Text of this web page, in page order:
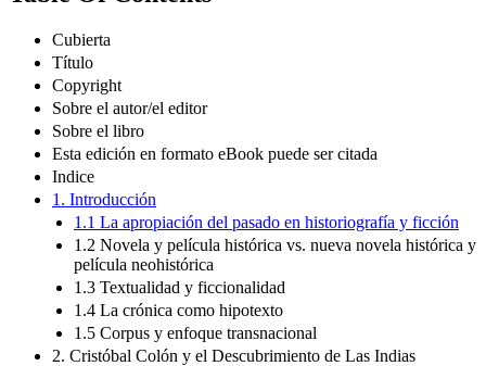
Cubierta
Título
Copyright
Sobre el autor/el editor
Sobre el libro
Esta edición en formato eBook puede ser citada
Indice
1. Introducción
1.1 La apropiación del pasado en historiografía y ficción
1.2 Novela y película histórica vs. nueva novela histórica y
película neohistórica
1.3 Textualidad y ficcionalidad
1.4 La crónica como hipotexto
1.5 Corpus y enfoque transnacional
2. Cristóbal Colón y el Descubrimiento de Las Indias